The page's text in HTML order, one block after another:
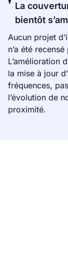
La
bientôt
Aucun projet
n’a été
L’amélioration
la mise à jour
fréquences,
l’évolution de
proximité.